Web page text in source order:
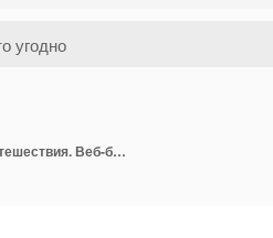
Коллекция символов Таиланда в венке. Иллюстрация путешествия. Веб-баннер путешествия в составе круга.